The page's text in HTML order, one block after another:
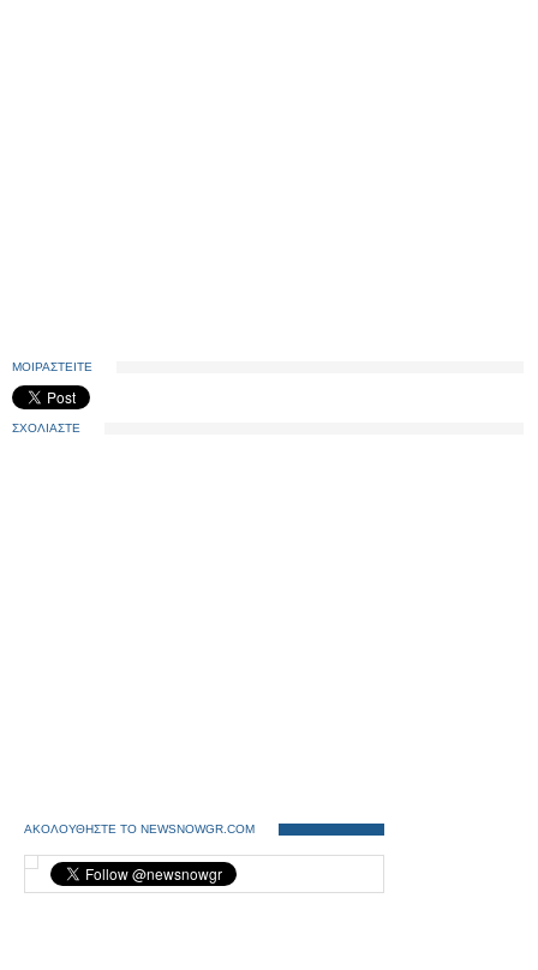
ΜΟΙΡΑΣΤΕΙΤΕ
ΣΧΟΛΙΑΣΤΕ
ΑΚΟΛΟΥΘΗΣΤΕ ΤΟ NEWSNOWGR.COM